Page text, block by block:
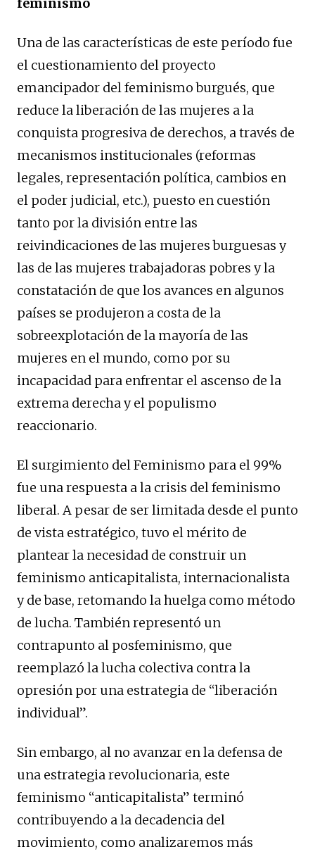
Una de las características de este período fue
el cuestionamiento del proyecto
emancipador del feminismo burgués, que
reduce la liberación de las mujeres a la
conquista progresiva de derechos, a través de
mecanismos institucionales (reformas
legales, representación política, cambios en
el poder judicial, etc.), puesto en cuestión
tanto por la división entre las
reivindicaciones de las mujeres burguesas y
las de las mujeres trabajadoras pobres y la
constatación de que los avances en algunos
países se produjeron a costa de la
sobreexplotación de la mayoría de las
mujeres en el mundo, como por su
incapacidad para enfrentar el ascenso de la
extrema derecha y el populismo
reaccionario.
El surgimiento del Feminismo para el 99%
fue una respuesta a la crisis del feminismo
liberal. A pesar de ser limitada desde el punto
de vista estratégico, tuvo el mérito de
plantear la necesidad de construir un
feminismo anticapitalista, internacionalista
y de base, retomando la huelga como método
de lucha. También representó un
contrapunto al posfeminismo, que
reemplazó la lucha colectiva contra la
opresión por una estrategia de “liberación
individual”.
Sin embargo, al no avanzar en la defensa de
una estrategia revolucionaria, este
feminismo “anticapitalista” terminó
contribuyendo a la decadencia del
movimiento, como analizaremos más